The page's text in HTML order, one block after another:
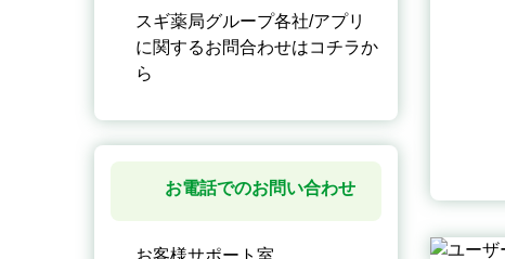
スギ薬局グループ各社/アプリ
に関するお問合わせはコチラか
ら
お電話でのお問い合わせ
お客様サポート室